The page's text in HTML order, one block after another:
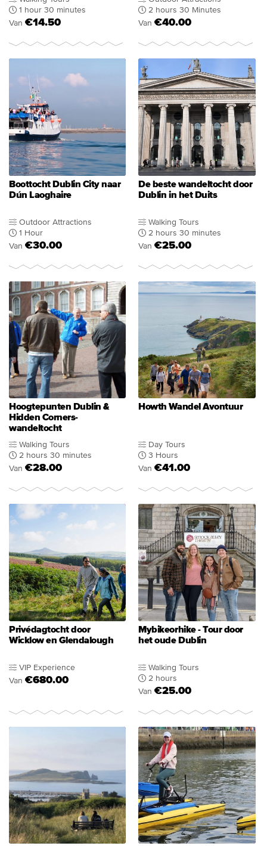
1 hour 30 minutes
Van €14.50
2 hours 30 Minutes
Van €40.00
Boottocht Dublin City naar
Dún Laoghaire
Outdoor Attractions
1 Hour
Van €30.00
De beste wandeltocht door
Dublin in het Duits
Walking Tours
2 hours 30 minutes
Van €25.00
Hoogtepunten Dublin &
Hidden Corners-
wandeltocht
Walking Tours
2 hours 30 minutes
Van €28.00
Howth Wandel Avontuur
Day Tours
3 Hours
Van €41.00
Privédagtocht door
Wicklow en Glendalough
VIP Experience
Van €680.00
Mybikeorhike - Tour door
het oude Dublin
Walking Tours
2 hours
Van €25.00